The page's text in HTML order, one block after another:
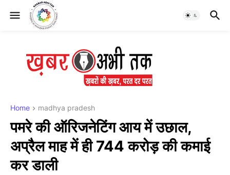
Home madhya pradesh
पमरे की ऑरिजनेटिंग आय में उछाल,
अप्रैल माह में ही 744 करोड़ की कमाई
कर डाली